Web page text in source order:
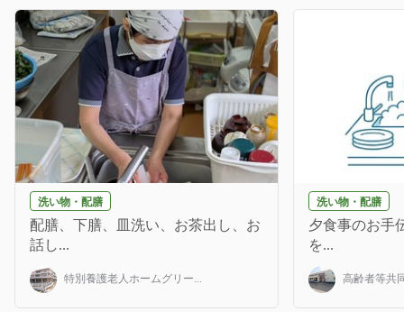
洗い物・配膳
配膳、下膳、皿洗い、お茶出し、お
話し...
特別養護老人ホームグリー...
洗い物・配膳
夕食事のお手
を...
高齢者等共